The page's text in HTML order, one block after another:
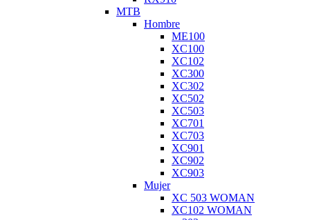
MTB
Hombre
ME100
XC100
XC102
XC300
XC302
XC502
XC503
XC701
XC703
XC901
XC902
XC903
Mujer
XC 503 WOMAN
XC102 WOMAN